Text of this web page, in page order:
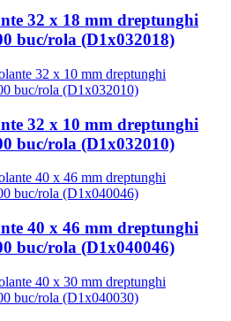
32 x 18 mm dreptunghi
buc/rola (D1x032018)
32 x 10 mm dreptunghi
buc/rola (D1x032010)
40 x 46 mm dreptunghi
buc/rola (D1x040046)